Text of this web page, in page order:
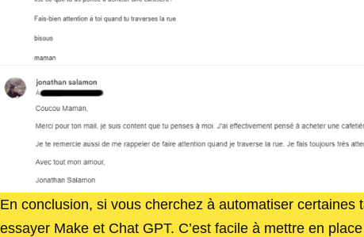
En conclusion, si vous cherchez à automatiser certaines
essayer Make et Chat GPT. C’est facile à mettre en